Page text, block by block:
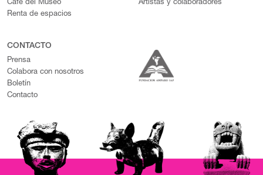
Café del Museo
Renta de espacios
Artistas y colaboradores
CONTACTO
Prensa
Colabora con nosotros
Boletín
Contacto